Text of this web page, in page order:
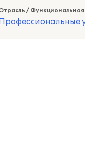
Отрасль / Функциональная
Профессиональные